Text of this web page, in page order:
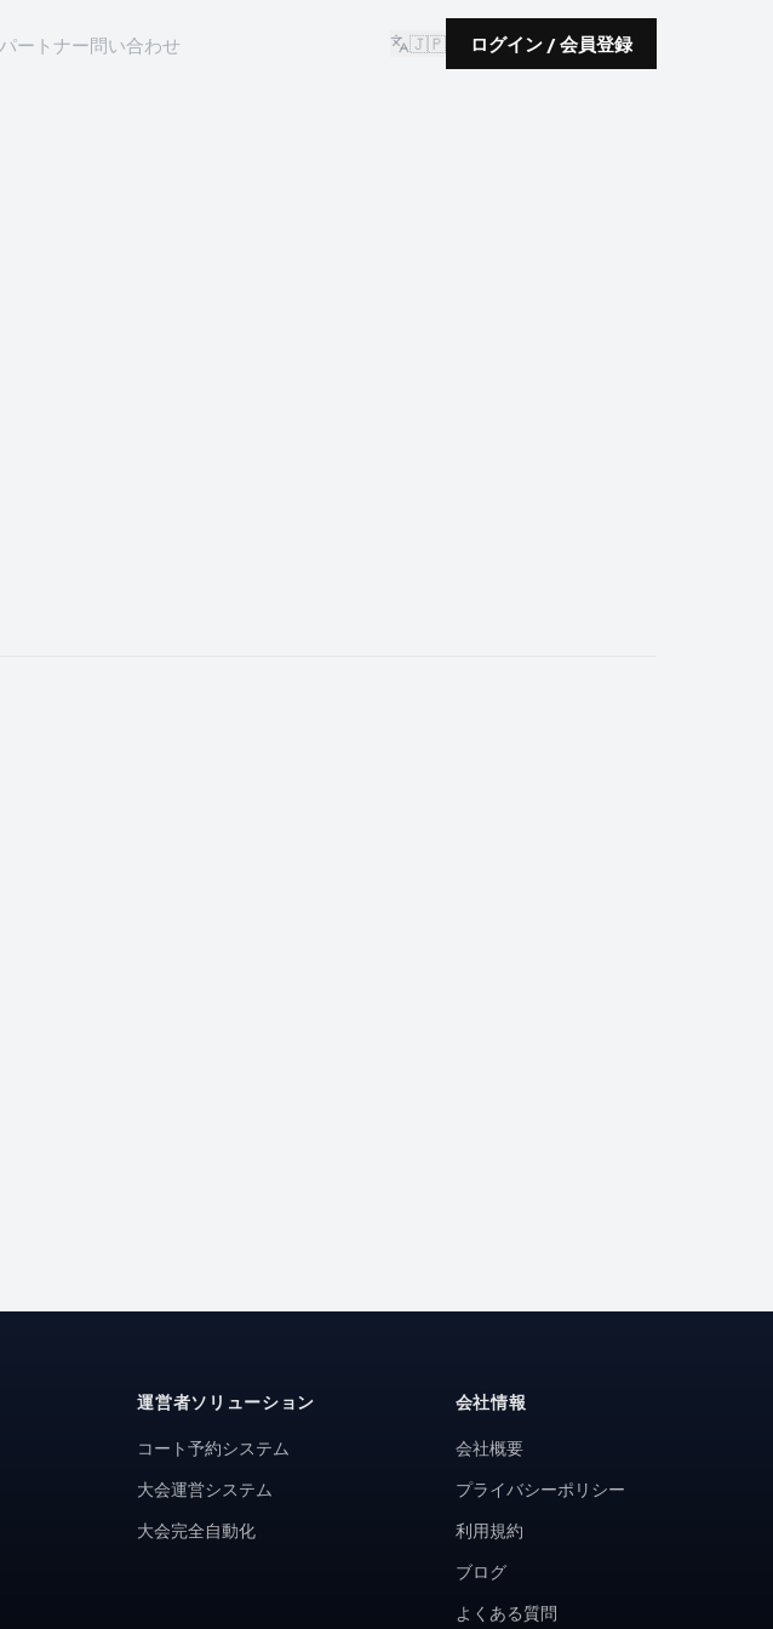
パートナー問い合わせ 🇯🇵 ログイン / 会員登録
運営者ソリューション
コート予約システム
大会運営システム
大会完全自動化
会社情報
会社概要
プライバシーポリシー
利用規約
ブログ
よくある質問